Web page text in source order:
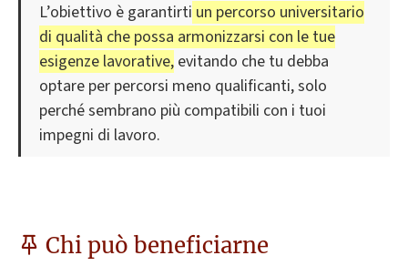
L’obiettivo è garantirti un percorso universitario
di qualità che possa armonizzarsi con le tue
esigenze lavorative, evitando che tu debba
optare per percorsi meno qualificanti, solo
perché sembrano più compatibili con i tuoi
impegni di lavoro.
Chi può beneficiarne